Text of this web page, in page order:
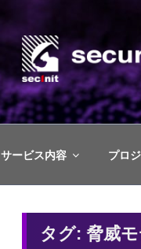
株式会
脅威ベースのペネト
サービス内容 プロ
タグ: 脅威